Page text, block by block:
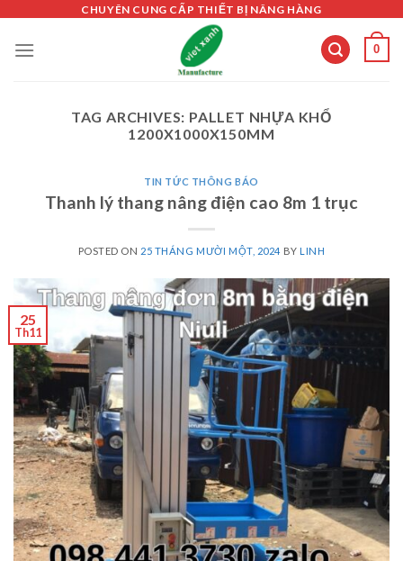
content
CHUYÊN CUNG CẤP THIẾT BỊ NÂNG HÀNG
0
TAG ARCHIVES: PALLET NHỰA KHỔ
1200X1000X150MM
TIN TỨC THÔNG BÁO
Thanh lý thang nâng điện cao 8m 1 trục
POSTED ON 25 THÁNG MƯỜI MỘT, 2024 BYLINH
25
Th11